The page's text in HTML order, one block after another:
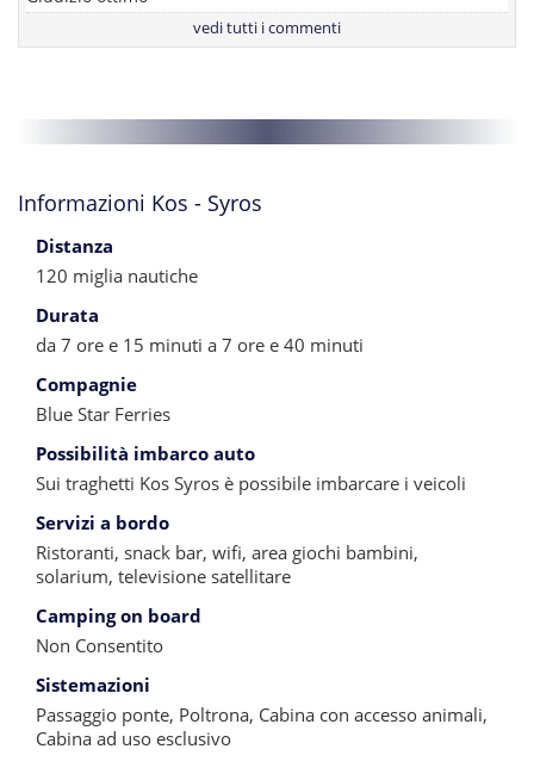
vedi tutti i commenti
Informazioni Kos - Syros
Distanza
120 miglia nautiche
Durata
da 7 ore e 15 minuti a 7 ore e 40 minuti
Compagnie
Blue Star Ferries
Possibilità imbarco auto
Sui traghetti Kos Syros è possibile imbarcare i veicoli
Servizi a bordo
Ristoranti, snack bar, wifi, area giochi bambini,
solarium, televisione satellitare
Camping on board
Non Consentito
Sistemazioni
Passaggio ponte, Poltrona, Cabina con accesso animali,
Cabina ad uso esclusivo